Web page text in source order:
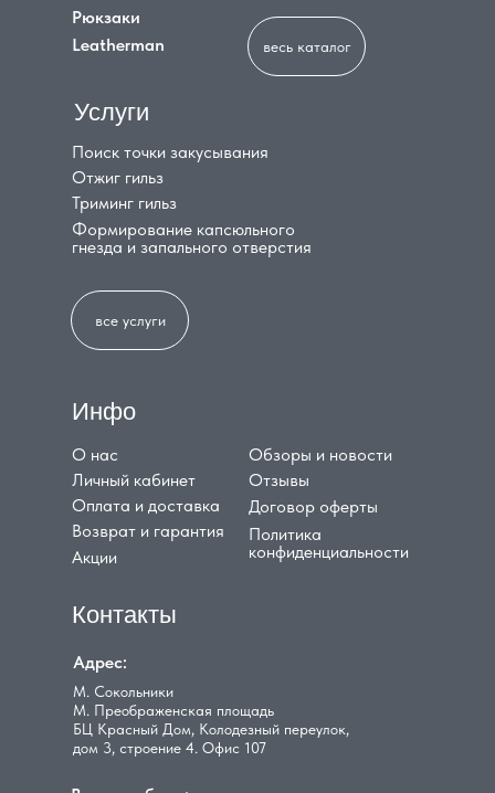
Инфо
Контакты
Рюкзаки
Leatherman
О нас
Личный кабинет
Оплата и доставка
Возврат и гарантия
Акции
Обзоры и новости
Отзывы
Договор оферты
Адрес:
М. Сокольники
М. Преображенская площадь
БЦ Красный Дом, Колодезный переулок,
дом 3, строение 4. Офис 107
Поиск точки закусывания
Услуги
Отжиг гильз
Триминг гильз
Формирование капсюльного
гнезда и запального отверстия
весь каталог
все услуги
Политика
конфиденциальности